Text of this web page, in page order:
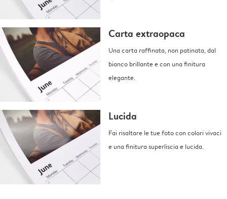
Carta extraopaca
Una carta raffinata, non patinata, dal
bianco brillante e con una finitura
elegante.
Lucida
Fai risaltare le tue foto con colori vivaci
e una finitura superliscia e lucida.